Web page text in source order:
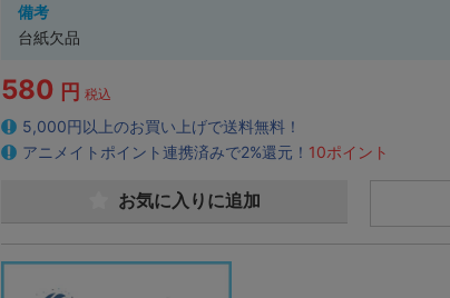
備考
台紙欠品
580 円 税込
5,000円以上のお買い上げで送料無料！
アニメイトポイント連携済みで2%還元！ 10ポイント
お気に入りに追加